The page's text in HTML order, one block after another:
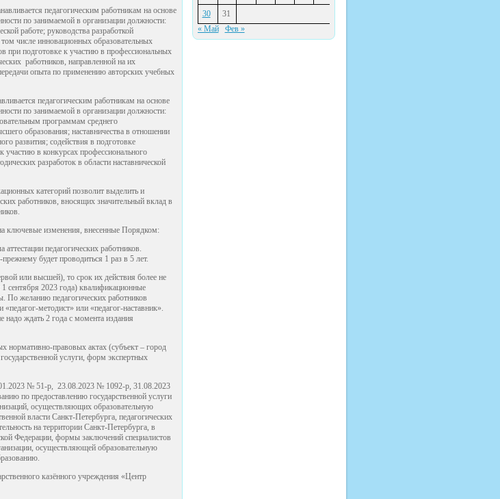
педагогическим работникам на основе
по занимаемой в организации должности:
работе; руководства разработкой
числе инновационных образовательных
при подготовке к участию в профессиональных
работников, направленной на их
опыта по применению авторских учебных
педагогическим работникам на основе
по занимаемой в организации должности:
программам среднего
образования; наставничества в отношении
развития; содействия в подготовке
участию в конкурсах профессионального
разработок в области наставнической
категорий позволит выделить и
работников, вносящих значительный вклад в
ключевые изменения, внесенные Порядком:
педагогических работников.
будет проводиться 1 раз в 5 лет.
или высшей), то срок их действия более не
сентября 2023 года) квалификационные
По желанию педагогических работников
методист» или «педагог-наставник».
ждать 2 года с момента издания
нормативно-правовых актах (субъект – город
услуги, форм экспертных
№ 51-р, 23.08.2023 № 1092-р, 31.08.2023
по предоставлению государственной услуги
осуществляющих образовательную
власти Санкт-Петербурга, педагогических
на территории Санкт-Петербурга, в
Федерации, формы заключений специалистов
осуществляющей образовательную
казённого учреждения «Центр
30
31
« Май
Фев »